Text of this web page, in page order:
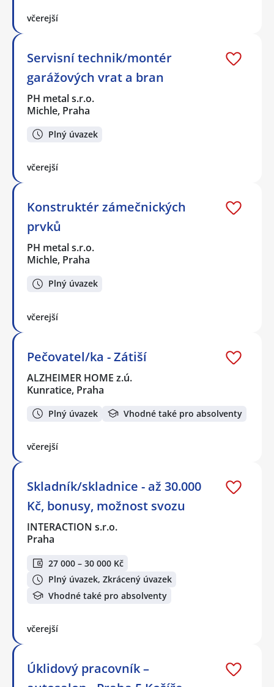
včerejší
Servisní technik/montér
garážových vrat a bran
PH metal s.r.o.
Michle, Praha
Plný úvazek
včerejší
Konstruktér zámečnických
prvků
PH metal s.r.o.
Michle, Praha
Plný úvazek
včerejší
Pečovatel/ka - Zátiší
ALZHEIMER HOME z.ú.
Kunratice, Praha
Plný úvazek Vhodné také pro absolventy
včerejší
Skladník/skladnice - až 30.000
Kč, bonusy, možnost svozu
INTERACTION s.r.o.
Praha
27 000 – 30 000 Kč
Plný úvazek, Zkrácený úvazek
Vhodné také pro absolventy
včerejší
Úklidový pracovník –